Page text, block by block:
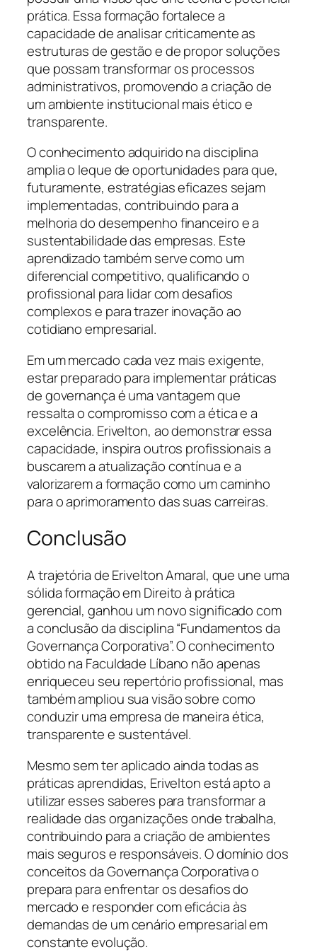
prática. Essa formação fortalece a
capacidade de analisar criticamente as
estruturas de gestão e de propor soluções
que possam transformar os processos
administrativos, promovendo a criação de
um ambiente institucional mais ético e
transparente.
O conhecimento adquirido na disciplina
amplia o leque de oportunidades para que,
futuramente, estratégias eficazes sejam
implementadas, contribuindo para a
melhoria do desempenho financeiro e a
sustentabilidade das empresas. Este
aprendizado também serve como um
diferencial competitivo, qualificando o
profissional para lidar com desafios
complexos e para trazer inovação ao
cotidiano empresarial.
Em um mercado cada vez mais exigente,
estar preparado para implementar práticas
de governança é uma vantagem que
ressalta o compromisso com a ética e a
excelência. Erivelton, ao demonstrar essa
capacidade, inspira outros profissionais a
buscarem a atualização contínua e a
valorizarem a formação como um caminho
para o aprimoramento das suas carreiras.
Conclusão
A trajetória de Erivelton Amaral, que une uma
sólida formação em Direito à prática
gerencial, ganhou um novo significado com
a conclusão da disciplina “Fundamentos da
Governança Corporativa”. O conhecimento
obtido na Faculdade Líbano não apenas
enriqueceu seu repertório profissional, mas
também ampliou sua visão sobre como
conduzir uma empresa de maneira ética,
transparente e sustentável.
Mesmo sem ter aplicado ainda todas as
práticas aprendidas, Erivelton está apto a
utilizar esses saberes para transformar a
realidade das organizações onde trabalha,
contribuindo para a criação de ambientes
mais seguros e responsáveis. O domínio dos
conceitos da Governança Corporativa o
prepara para enfrentar os desafios do
mercado e responder com eficácia às
demandas de um cenário empresarial em
constante evolução.